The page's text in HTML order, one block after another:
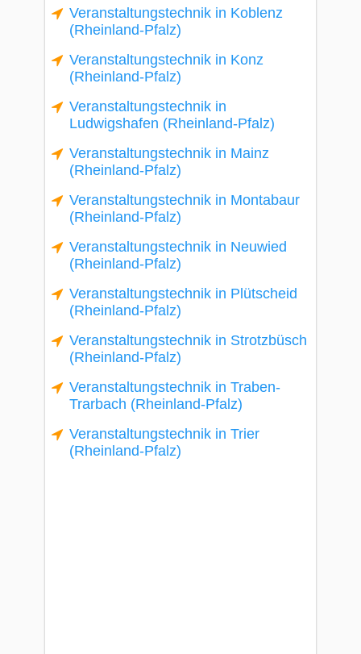
Veranstaltungstechnik in Koblenz
(Rheinland-Pfalz)
Veranstaltungstechnik in Konz
(Rheinland-Pfalz)
Veranstaltungstechnik in
Ludwigshafen (Rheinland-Pfalz)
Veranstaltungstechnik in Mainz
(Rheinland-Pfalz)
Veranstaltungstechnik in Montabaur
(Rheinland-Pfalz)
Veranstaltungstechnik in Neuwied
(Rheinland-Pfalz)
Veranstaltungstechnik in Plütscheid
(Rheinland-Pfalz)
Veranstaltungstechnik in Strotzbüsch
(Rheinland-Pfalz)
Veranstaltungstechnik in Traben-
Trarbach (Rheinland-Pfalz)
Veranstaltungstechnik in Trier
(Rheinland-Pfalz)